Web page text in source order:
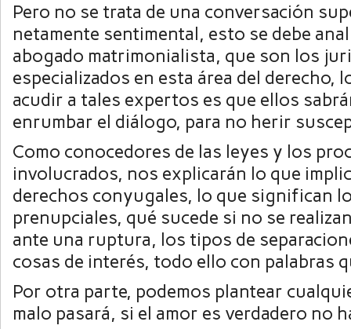
Pero no se trata de una conversación
netamente sentimental, esto se debe
abogado matrimonialista, que son los
especializados en esta área del derecho,
acudir a tales expertos es que ellos
enrumbar el diálogo, para no herir
Como conocedores de las leyes y los
involucrados, nos explicarán lo que
derechos conyugales, lo que significan
prenupciales, qué sucede si no se
ante una ruptura, los tipos de
cosas de interés, todo ello con palabras
Por otra parte, podemos plantear
malo pasará, si el amor es verdadero no